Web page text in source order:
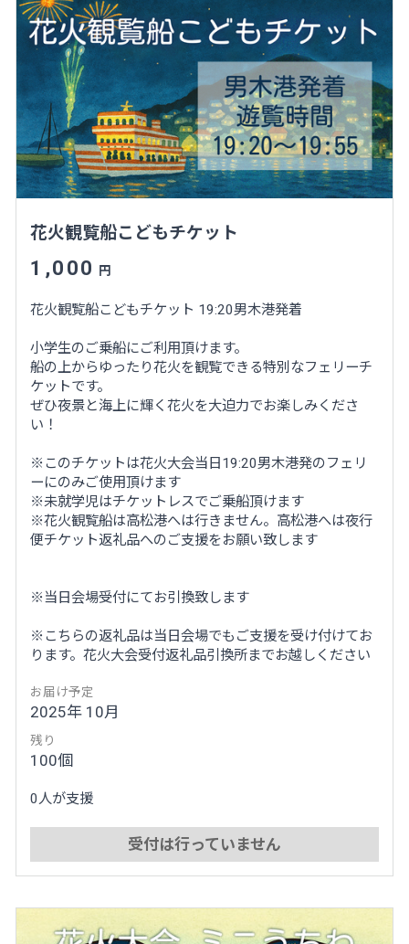
花火観覧船こどもチケット
1,000 円
花火観覧船こどもチケット 19:20男木港発着
小学生のご乗船にご利用頂けます。
船の上からゆったり花火を観覧できる特別なフェリーチ
ケットです。
ぜひ夜景と海上に輝く花火を大迫力でお楽しみくださ
い！
※このチケットは花火大会当日19:20男木港発のフェリ
ーにのみご使用頂けます
※未就学児はチケットレスでご乗船頂けます
※花火観覧船は高松港へは行きません。高松港へは夜行
便チケット返礼品へのご支援をお願い致します
※当日会場受付にてお引換致します
※こちらの返礼品は当日会場でもご支援を受け付けてお
ります。花火大会受付返礼品引換所までお越しください
お届け予定
2025年 10月
残り
100個
0人が支援
受付は行っていません